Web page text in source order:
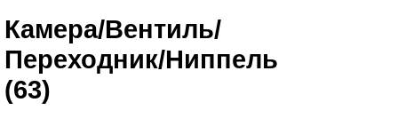
Камера/Вентиль/
Переходник/Ниппель
(63)